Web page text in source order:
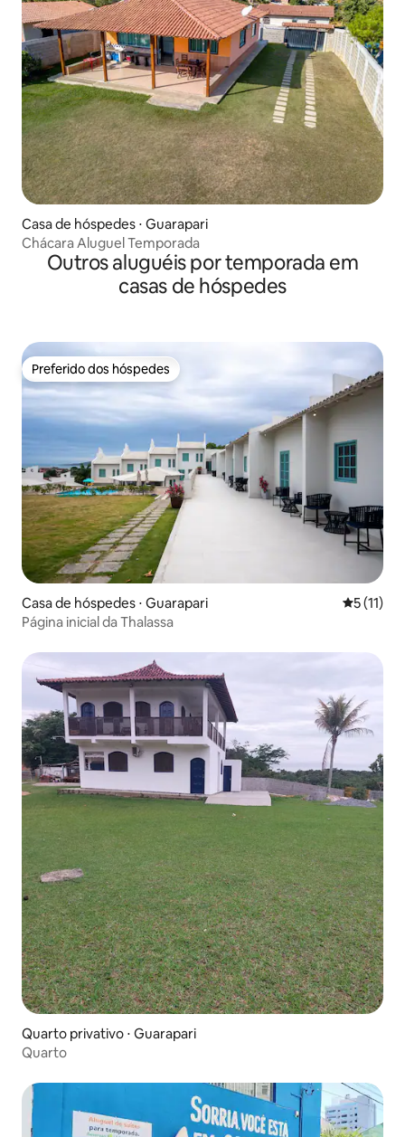
Casa de hóspedes ⋅ Guarapari
Chácara Aluguel Temporada
Outros aluguéis por temporada em
casas de hóspedes
Preferido dos hóspedes
Preferido dos hóspedes
Casa de hóspedes ⋅ Guarapari 5 de uma
5 (11)
Página inicial da Thalassa
Quarto privativo ⋅ Guarapari
Quarto